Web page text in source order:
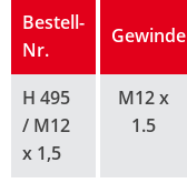
Bestell-
Nr.
Gewinde
H 495
/ M12
x 1,5
M12 x
1.5